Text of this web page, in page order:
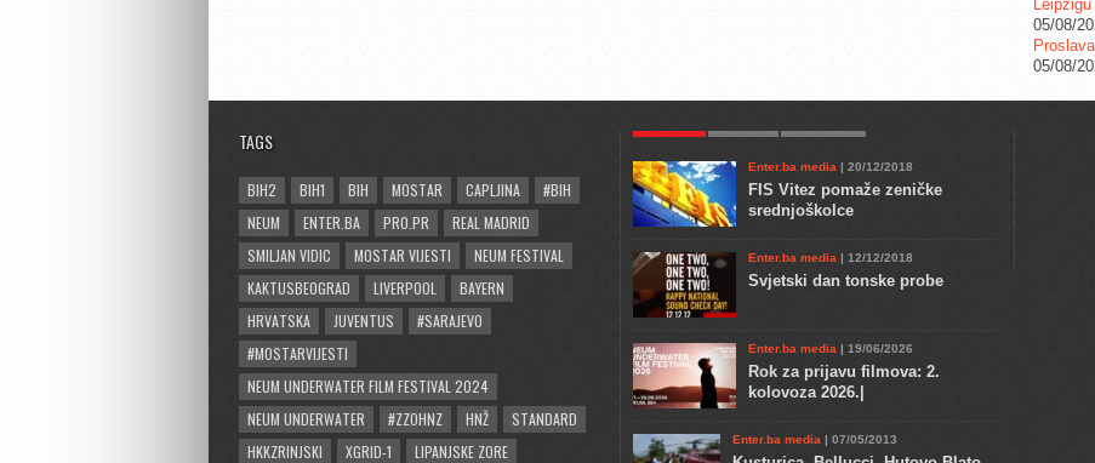
Leipzigu
05/08/
05/08/
TAGS
BIH2 BIH1 BIH MOSTAR CAPLJINA
#BIH
NEUM
ENTER.BA PRO.PR
REAL MADRID
SMILJAN VIDIC
MOSTAR VIJESTI
NEUM FESTIVAL
KAKTUSBEOGRAD
LIVERPOOL
BAYERN
HRVATSKA
JUVENTUS
#SARAJEVO
#MOSTARVIJESTI
NEUM UNDERWATER FILM FESTIVAL 2024
NEUM UNDERWATER
#ZZOHNZ HNŽ
STANDARD
HKKZRINJSKI
XGRID-1 LIPANJSKE ZORE
Enter.ba media | 20/12/2018
FIS Vitez pomaže zeničke
srednjoškolce
Enter.ba media | 12/12/2018
Svjetski dan tonske probe
Enter.ba media | 19/06/2026
Rok za prijavu filmova: 2.
kolovoza 2026.|
Enter.ba media | 07/05/2013